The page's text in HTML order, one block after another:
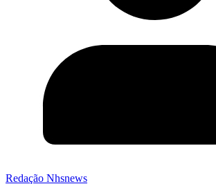
Redação Nhsnews